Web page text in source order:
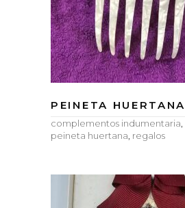
PEINETA HUERTANA
complementos indumentaria,
peineta huertana, regalos